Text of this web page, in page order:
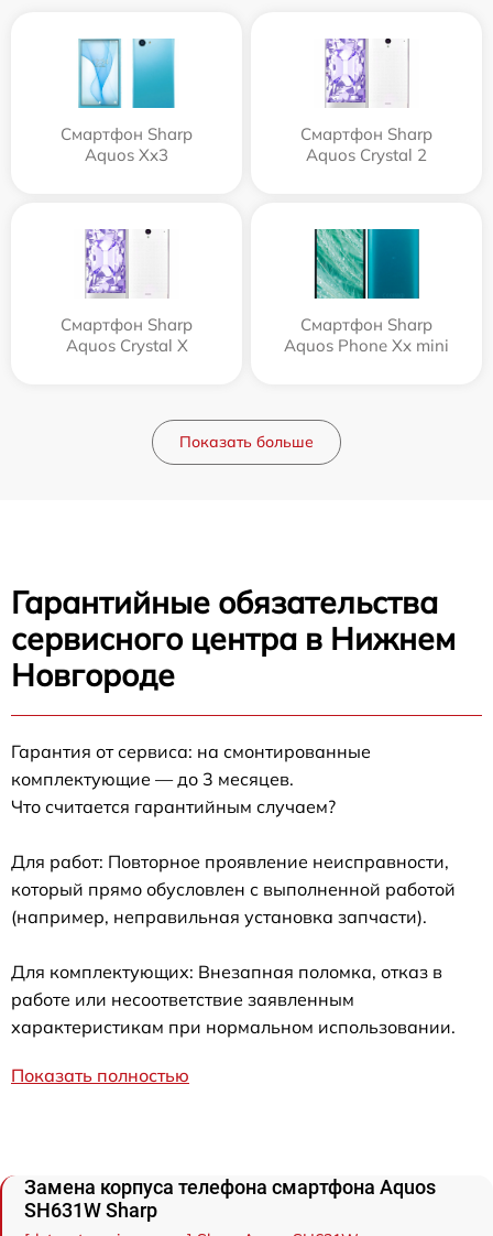
Смартфон Sharp
Aquos Xx3
Смартфон Sharp
Aquos Crystal 2
Смартфон Sharp
Aquos Crystal X
Смартфон Sharp
Aquos Phone Xx mini
Показать больше
Гарантийные обязательства
сервисного центра в Нижнем
Новгороде
Гарантия от сервиса: на смонтированные
комплектующие — до 3 месяцев.
Что считается гарантийным случаем?
Для работ: Повторное проявление неисправности,
который прямо обусловлен с выполненной работой
(например, неправильная установка запчасти).
Для комплектующих: Внезапная поломка, отказ в
работе или несоответствие заявленным
характеристикам при нормальном использовании.
Показать полностью
Замена корпуса телефона смартфона Aquos
SH631W Sharp